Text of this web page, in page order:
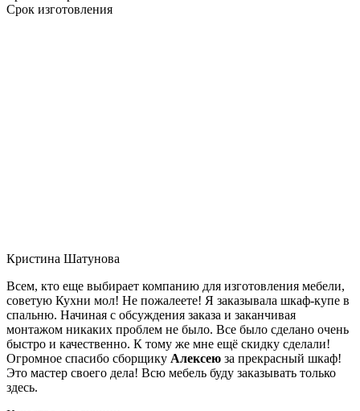
Срок изготовления
Кристина Шатунова
Всем, кто еще выбирает компанию для изготовления мебели,
советую Кухни мол! Не пожалеете! Я заказывала шкаф-купе в
спальню. Начиная с обсуждения заказа и заканчивая
монтажом никаких проблем не было. Все было сделано очень
быстро и качественно. К тому же мне ещё скидку сделали!
Огромное спасибо сборщику Алексею за прекрасный шкаф!
Это мастер своего дела! Всю мебель буду заказывать только
здесь.